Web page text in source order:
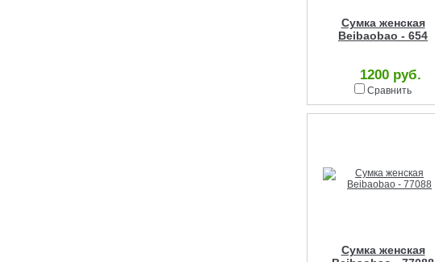
Сумка женская
Beibaobao - 654
1200 руб.
Сравнить
Сумка женская